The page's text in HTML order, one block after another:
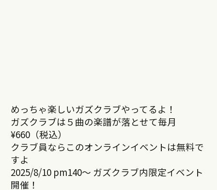
めっちゃ楽しいガズクラブやってるよ！
ガズクラブは５曲の楽譜が落とせて毎月
¥660（税込）
クラブ員ならこのオンラインイベントは無料で
すよ
2025/8/10 pm140～ ガズクラブ内限定イベント
開催！